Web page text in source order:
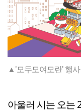
▲'모두모여모란' 행
아울러 시는 오는